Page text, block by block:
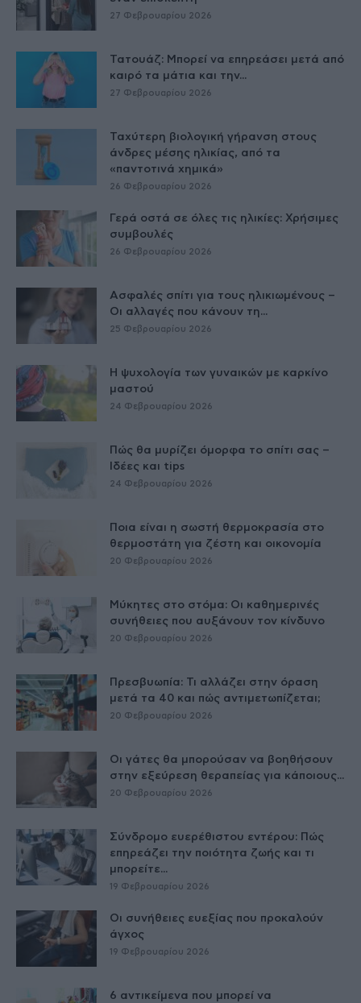
27 Φεβρουαρίου 2026
Τατουάζ: Μπορεί να επηρεάσει μετά από
καιρό τα μάτια και την...
27 Φεβρουαρίου 2026
Ταχύτερη βιολογική γήρανση στους
άνδρες μέσης ηλικίας, από τα
«παντοτινά χημικά»
26 Φεβρουαρίου 2026
Γερά οστά σε όλες τις ηλικίες: Χρήσιμες
συμβουλές
26 Φεβρουαρίου 2026
Ασφαλές σπίτι για τους ηλικιωμένους –
Οι αλλαγές που κάνουν τη...
25 Φεβρουαρίου 2026
Η ψυχολογία των γυναικών με καρκίνο
μαστού
24 Φεβρουαρίου 2026
Πώς θα μυρίζει όμορφα το σπίτι σας –
Ιδέες και tips
24 Φεβρουαρίου 2026
Ποια είναι η σωστή θερμοκρασία στο
θερμοστάτη για ζέστη και οικονομία
20 Φεβρουαρίου 2026
Μύκητες στο στόμα: Οι καθημερινές
συνήθειες που αυξάνουν τον κίνδυνο
20 Φεβρουαρίου 2026
Πρεσβυωπία: Τι αλλάζει στην όραση
μετά τα 40 και πώς αντιμετωπίζεται;
20 Φεβρουαρίου 2026
Οι γάτες θα μπορούσαν να βοηθήσουν
στην εξεύρεση θεραπείας για κάποιους...
20 Φεβρουαρίου 2026
Σύνδρομο ευερέθιστου εντέρου: Πώς
επηρεάζει την ποιότητα ζωής και τι
μπορείτε...
19 Φεβρουαρίου 2026
Οι συνήθειες ευεξίας που προκαλούν
άγχος
19 Φεβρουαρίου 2026
6 αντικείμενα που μπορεί να